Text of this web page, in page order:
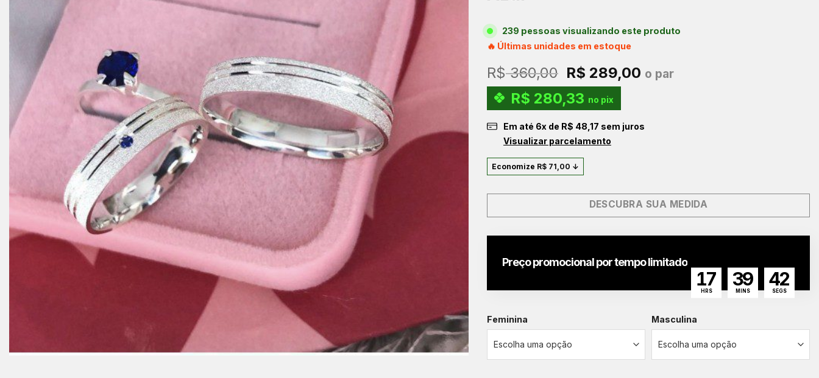
239 pessoas visualizando este produto
🔥 Últimas unidades em estoque
R$360,00 O
preço
original
era:
R$ 360,00.
R$ 289,00 O
R$ 289,00.
o par
R$ 280,33 no pix
Em até 6x de R$ 48,17 sem juros
Visualizar parcelamento
Economize R$ 71,00 ↓
DESCUBRA SUA MEDIDA
Preço promocional por tempo limitado
17
HRS
39
MINS
41
SEGS
Feminina Masculina